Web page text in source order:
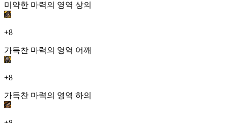
미약한 마력의 영역 상의
+8
가득찬 마력의 영역 어깨
+8
가득찬 마력의 영역 하의